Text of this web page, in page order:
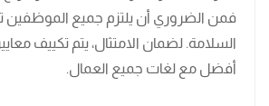
فمن الضروري أن يلتزم جميع الموظفين
السلامة. لضمان الامتثال، يتم تكييف
أفضل مع لغات جميع العمال.